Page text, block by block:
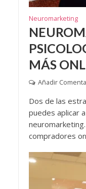
Neuromarketing
MÁS
Añadir
Dos de las
puedes aplicar
compradores